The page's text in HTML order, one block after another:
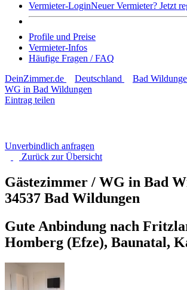
Vermieter-LoginNeuer Vermieter? Jetzt
Profile und Preise
Vermieter-Infos
Häufige Fragen / FAQ
DeinZimmer.de
Deutschland Bad
WG in Bad Wildungen
Eintrag teilen
Unverbindlich anfragen
Zurück zurÜbersicht
Gästezimmer / WG in Bad
34537 Bad Wildungen
Gute Anbindung nach
Homberg (Efze), Baunatal,